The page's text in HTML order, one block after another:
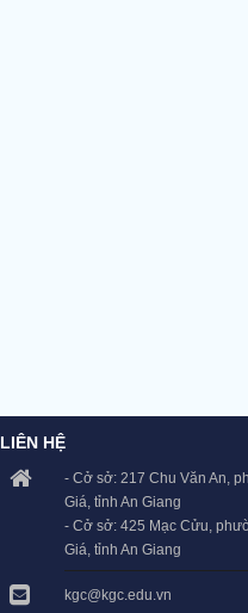
LIÊN HỆ
- Cở sở: 217 Chu Văn An,
Giá, tỉnh An Giang
- Cở sở: 425 Mạc Cửu,
Giá, tỉnh An Giang
kgc@kgc.edu.vn